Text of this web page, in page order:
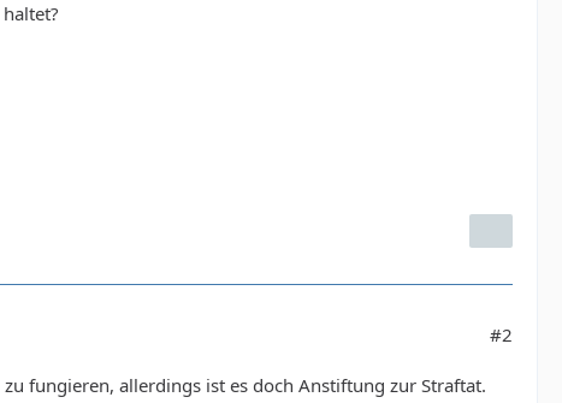
#2
fungieren, allerdings ist es doch Anstiftung zur Straftat.